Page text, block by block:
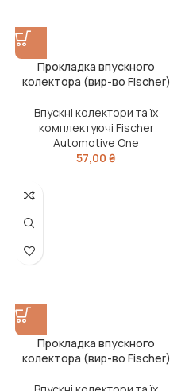
Прокладка впускного
колектора (вир-во Fischer)
Впускні колектори та їх
комплектуючі Fischer
Automotive One
57,00 ₴
Прокладка впускного
колектора (вир-во Fischer)